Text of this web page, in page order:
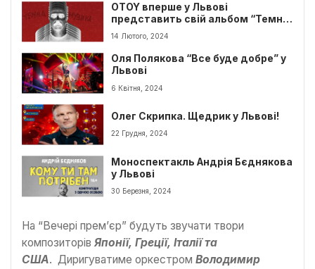
OTOY вперше у Львові
представить свій альбом “Темна
музика”
14 Лютого, 2024
Оля Полякова “Все буде добре” у
Львові
6 Квітня, 2024
Олег Скрипка. Щедрик у Львові!
22 Грудня, 2024
Моноспектакль Андрія Бєднякова
у Львові
30 Березня, 2024
На “Вечері прем’єр” будуть звучати твори
композиторів Японії, Греції, Італії та
США. Диригуватиме оркестром Володимир